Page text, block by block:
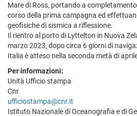
Mare di Ross, portando a
corso della prima campagna ed
geofisiche di sismica a riflessione.
Il rientro al porto di Lyttelton in Nuova
marzo 2023, dopo circa 6 giorni di
Italia è atteso nella seconda metà di
Per informazioni:
Unità Ufficio stampa
Cnr
ufficiostampa@cnr.it
Istituto Nazionale di Oceanografia e di